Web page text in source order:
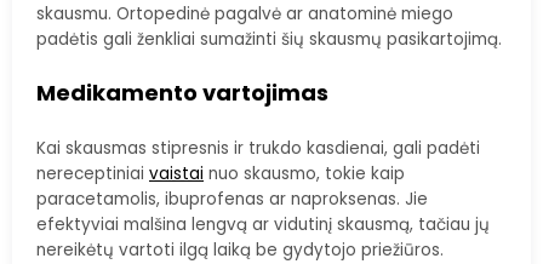
skausmu. Ortopedinė pagalvė ar anatominė miego
padėtis gali ženkliai sumažinti šių skausmų pasikartojimą.
Medikamento vartojimas
Kai skausmas stipresnis ir trukdo kasdienai, gali padėti
nereceptiniai vaistai nuo skausmo, tokie kaip
paracetamolis, ibuprofenas ar naproksenas. Jie
efektyviai malšina lengvą ar vidutinį skausmą, tačiau jų
nereikėtų vartoti ilgą laiką be gydytojo priežiūros.